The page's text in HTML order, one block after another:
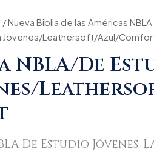
/Nueva Biblia de las Américas NBLA
Jovenes/Leathersoft/Azul/
NBLA/De
De Estudio Jóvenes.
Original
was:
$230.000.
Current
is:
Azul/Comfort